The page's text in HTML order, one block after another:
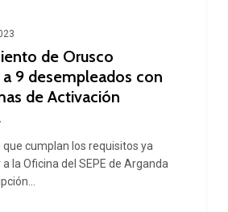
de Orusco
9 desempleados con
de Activación
que cumplan los requisitos ya
la Oficina del SEPE de Arganda